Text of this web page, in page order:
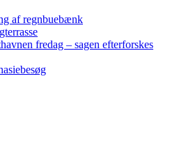
af regnbuebænk
fredag – sagen efterforskes